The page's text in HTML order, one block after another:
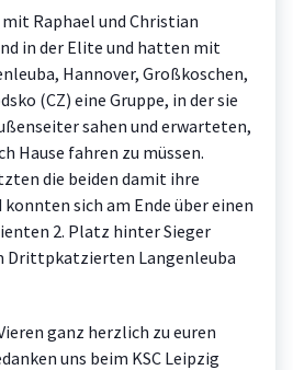
mit Raphael und Christian
in der Elite und hatten mit
Hannover, Großkoschen,
(CZ) eine Gruppe, in der sie
sahen und erwarteten,
Hause fahren zu müssen.
die beiden damit ihre
sich am Ende über einen
2. Platz hinter Sieger
Drittpkatzierten Langenleuba
ganz herzlich zu euren
uns beim KSC Leipzig